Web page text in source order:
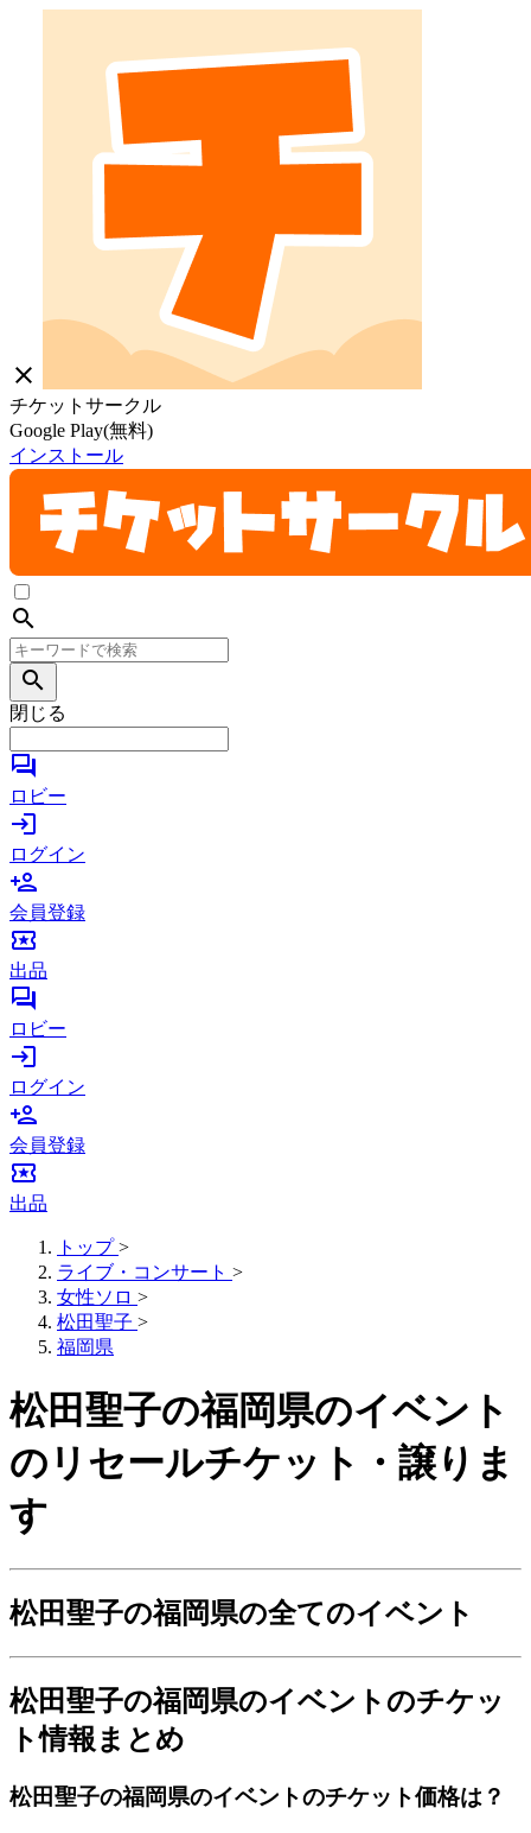
close
チケットサークル
Google Play(無料)
インストール
search
search
閉じる
forum
ロビー
login
ログイン
person_add
会員登録
local_activity
出品
forum
ロビー
login
ログイン
person_add
会員登録
local_activity
出品
トップ >
ライブ・コンサート >
女性ソロ >
松田聖子 >
福岡県
松田聖子の福岡県のイベント
のリセールチケット・譲りま
す
松田聖子の福岡県の全てのイベント
松田聖子の福岡県のイベントのチケッ
ト情報まとめ
松田聖子の福岡県のイベントのチケット価格は？